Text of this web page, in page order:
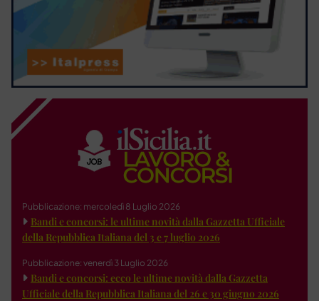
Pubblicazione: mercoledì 8 Luglio 2026
Bandi e concorsi: le ultime novità dalla Gazzetta Ufficiale
della Repubblica Italiana del 3 e 7 luglio 2026
Pubblicazione: venerdì 3 Luglio 2026
Bandi e concorsi: ecco le ultime novità dalla Gazzetta
Ufficiale della Repubblica Italiana del 26 e 30 giugno 2026